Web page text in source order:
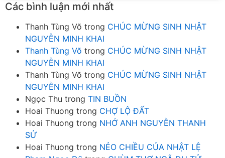
Các bình luận mới nhất
Thanh Tùng Võ trong CHÚC MỪNG SINH NHẬT
NGUYỄN MINH KHAI
Thanh Tùng Võ trong CHÚC MỪNG SINH NHẬT
NGUYỄN MINH KHAI
Thanh Tùng Võ trong CHÚC MỪNG SINH NHẬT
NGUYỄN MINH KHAI
Ngọc Thu trong TIN BUỒN
Hoai Thuong trong CHỢ LỘ ĐẤT
Hoai Thuong trong NHỚ ANH NGUYỄN THANH
SỬ
Hoai Thuong trong NẺO CHIỀU CỦA NHẬT LỆ